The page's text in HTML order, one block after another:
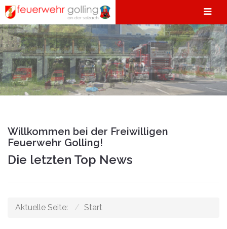
Willkommen bei der Freiwilligen
Feuerwehr Golling!
Die letzten Top News
Aktuelle Seite: Start